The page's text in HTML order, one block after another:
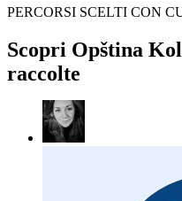
PERCORSI SCELTI CON
Scopri Opština
raccolte